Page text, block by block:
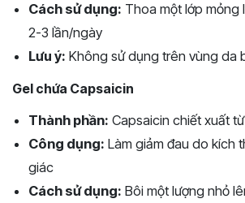
Cách sử dụng: Thoa một lớp mỏng
2-3 lần/ngày
Lưu ý: Không sử dụng trên vùng da
Gel chứa Capsaicin
Thành phần: Capsaicin chiết xuất
Công dụng: Làm giảm đau do kích
giác
Cách sử dụng: Bôi một lượng nhỏ